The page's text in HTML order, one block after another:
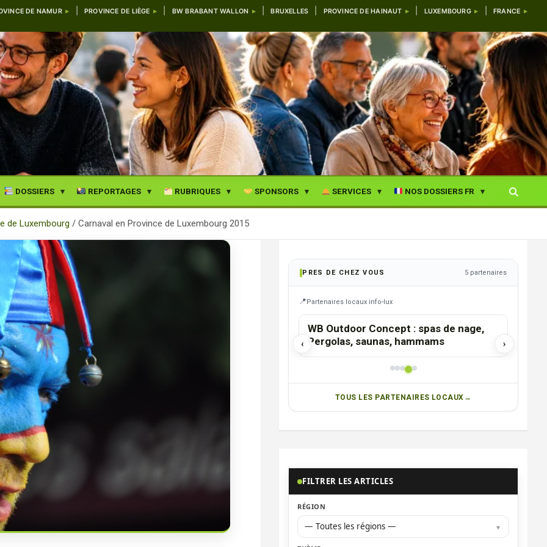
DE NAMUR PROVINCE DE LIÈGE BW BRABANT WALLON BRUXELLES PROVINCE DE HAINAUT LUXEMBOURG FRANCE
DOSSIERS REPORTAGES RUBRIQUES SPONSORS SERVICES NOS DOSSIERS FR
de Luxembourg Carnaval en Province de Luxembourg 2015
PRES DE CHEZ VOUS 5 partenaires
Partenaires locaux info-lux
‹ ›
HABAY-LA-NEUVE
WB Outdoor Concept : spas de nage,
Pergolas, saunas, hammams
TOUS LES PARTENAIRES LOCAUX
FILTRER LES ARTICLES
RÉGION
— Toutes les régions —